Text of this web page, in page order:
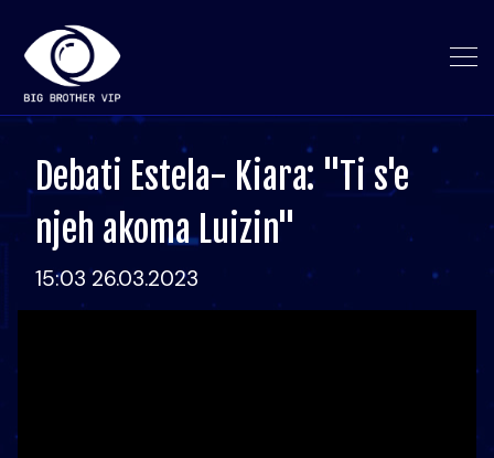
Debati Estela- Kiara: "Ti s'e
njeh akoma Luizin"
15:03 26.03.2023